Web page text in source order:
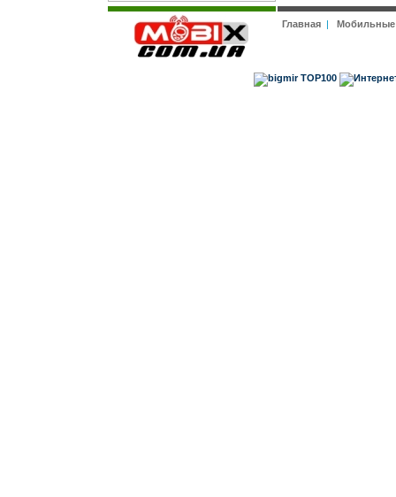
Главная|